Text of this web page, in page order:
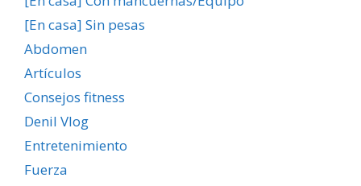
[En casa] Sin pesas
Abdomen
Artículos
Consejos fitness
Denil Vlog
Entretenimiento
Fuerza